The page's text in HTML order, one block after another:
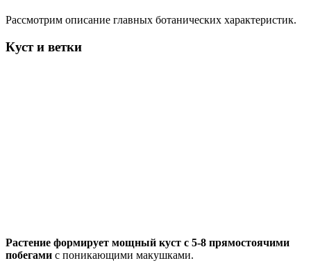
Рассмотрим описание главных ботанических характеристик.
Куст и ветки
Растение формирует мощный куст с 5-8 прямостоячими
побегами с поникающими макушками.